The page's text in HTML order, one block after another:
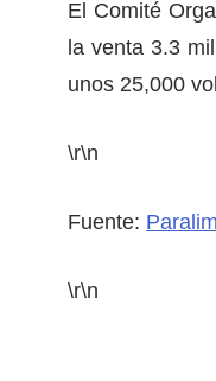
El Comité
la venta 3.3
unos 25,000
\r\n
Fuente:
\r\n